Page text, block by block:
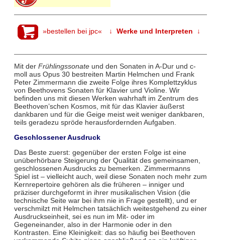
»bestellen bei jpc« ↓ Werke und Interpreten ↓
Mit der Frühlingssonateund den Sonaten in A-Dur und c-
moll aus Opus 30 bestreiten Martin Helmchen und Frank
Peter Zimmermann die zweite Folge ihres Komplettzyklus
von Beethovens Sonaten für Klavier und Violine. Wir
befinden uns mit diesen Werken wahrhaft im Zentrum des
Beethoven’schen Kosmos, mit für das Klavier äußerst
dankbaren und für die Geige meist weit weniger dankbaren,
teils geradezu spröde herausfordernden Aufgaben.
Geschlossener Ausdruck
Das Beste zuerst: gegenüber der ersten Folge ist eine
unüberhörbare Steigerung der Qualität des gemeinsamen,
geschlossenen Ausdrucks zu bemerken. Zimmermanns
Spiel ist – vielleicht auch, weil diese Sonaten noch mehr zum
Kernrepertoire gehören als die früheren – inniger und
präziser durchgeformt in ihrer musikalischen Vision (die
technische Seite war bei ihm nie in Frage gestellt), und er
verschmilzt mit Helmchen tatsächlich weitestgehend zu einer
Ausdruckseinheit, sei es nun im Mit- oder im
Gegeneinander, also in der Harmonie oder in den
Kontrasten. Eine Kleinigkeit: das so häufig bei Beethoven